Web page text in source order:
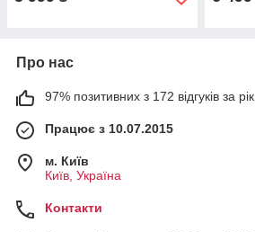
Про нас
97% позитивних з 172 відгуків за рік
Працює з 10.07.2015
м. Київ
Київ, Україна
Контакти